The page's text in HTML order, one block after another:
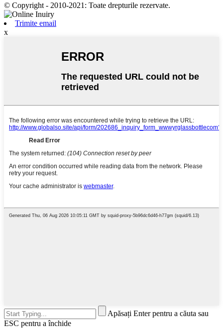
© Copyright - 2010-2021: Toate drepturile rezervate.
Trimite email
x
Apăsați Enter pentru a căuta sau
ESC pentru a închide